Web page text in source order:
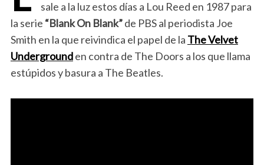
sale a la luz estos días a Lou Reed en 1987 para
la serie “Blank On Blank”de PBS al periodista Joe
Smith en la que reivindica el papel de la The Velvet
Undergrounden contra de The Doors a los que llama
estúpidos y basura a The Beatles.